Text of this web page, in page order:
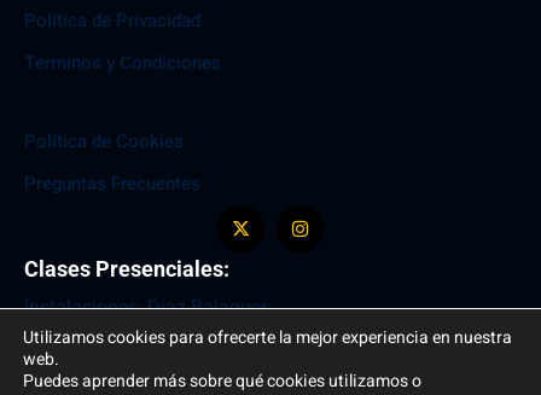
Política de Privacidad
Términos y Condiciones
Política de Cookies
Preguntas Frecuentes
Clases Presenciales:
Instalaciones: Diaz Balaguer
Entrada: C/ del Arcipreste de Hita , 10
+34 699 947 031
Utilizamos cookies para ofrecerte la mejor experiencia en nuestra
web.
Puedes aprender más sobre qué cookies utilizamos o